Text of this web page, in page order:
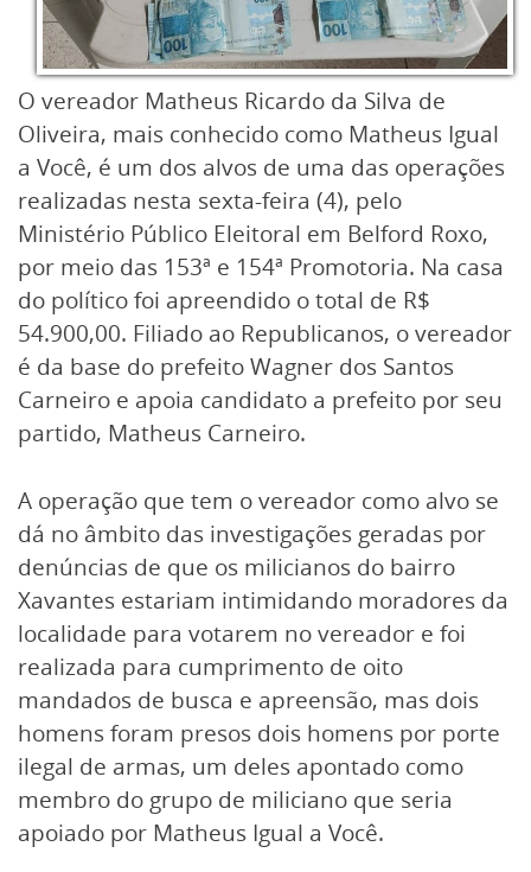
O vereador Matheus Ricardo da Silva de
Oliveira, mais conhecido como Matheus Igual
a Você, é um dos alvos de uma das operações
realizadas nesta sexta-feira (4), pelo
Ministério Público Eleitoral em Belford Roxo,
por meio das 153ª e 154ª Promotoria. Na casa
do político foi apreendido o total de R$
54.900,00. Filiado ao Republicanos, o vereador
é da base do prefeito Wagner dos Santos
Carneiro e apoia candidato a prefeito por seu
partido, Matheus Carneiro.
A operação que tem o vereador como alvo se
dá no âmbito das investigações geradas por
denúncias de que os milicianos do bairro
Xavantes estariam intimidando moradores da
localidade para votarem no vereador e foi
realizada para cumprimento de oito
mandados de busca e apreensão, mas dois
homens foram presos dois homens por porte
ilegal de armas, um deles apontado como
membro do grupo de miliciano que seria
apoiado por Matheus Igual a Você.